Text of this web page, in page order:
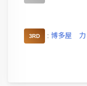
3RD : 博多屋 力